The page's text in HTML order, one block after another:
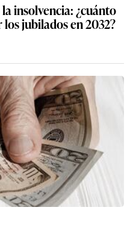
insolvencia: ¿cuánto
jubilados en 2032?